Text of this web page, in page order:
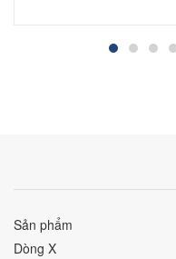
Sản phẩm
Dòng X